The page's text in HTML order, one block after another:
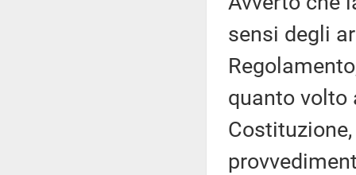
sensi degli
quanto volto